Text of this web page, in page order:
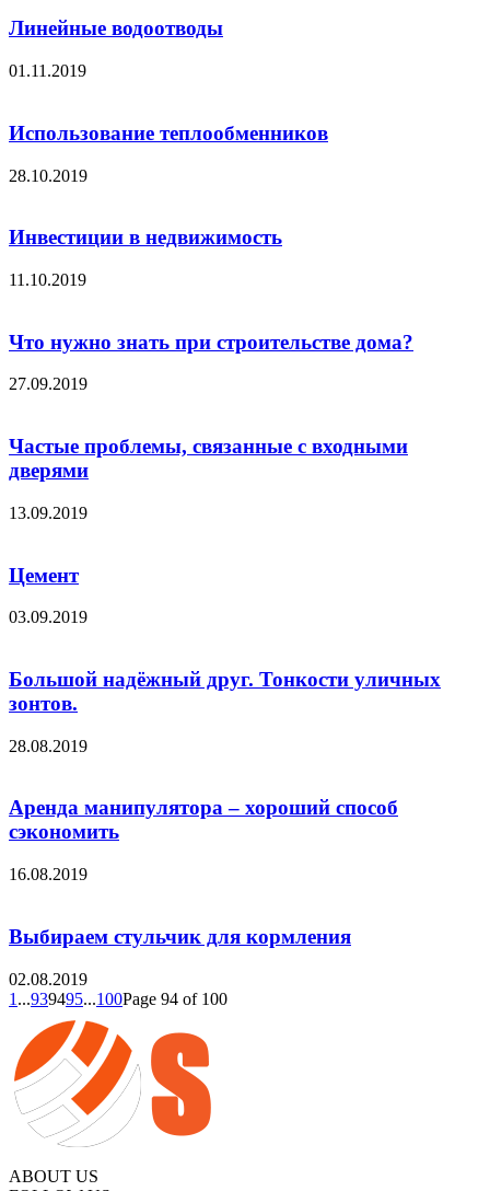
Линейные водоотводы
01.11.2019
Использование теплообменников
28.10.2019
Инвестиции в недвижимость
11.10.2019
Что нужно знать при строительстве дома?
27.09.2019
Частые проблемы, связанные с входными
дверями
13.09.2019
Цемент
03.09.2019
Большой надёжный друг. Тонкости уличных
зонтов.
28.08.2019
Аренда манипулятора – хороший способ
сэкономить
16.08.2019
Выбираем стульчик для кормления
02.08.2019
1 ...939495...100Page 94 of 100
ABOUT US